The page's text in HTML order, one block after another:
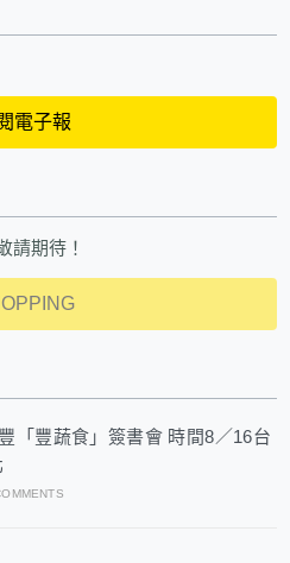
電子報
請期待！
「豐蔬食」簽書會 時間8／16台